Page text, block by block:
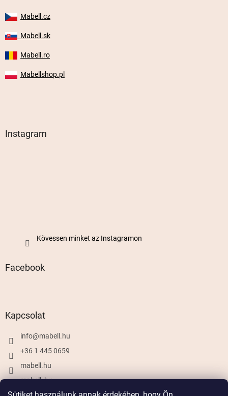
Mabell.cz
Mabell.sk
Mabell.ro
Mabellshop.pl
Instagram
Kövessen minket az Instagramon
Facebook
Kapcsolat
info@mabell.hu
+36 1 445 0659
mabell.hu
mabell_hu